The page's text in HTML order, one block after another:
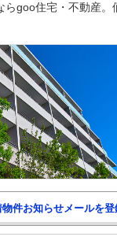
らgoo住宅・不動産。